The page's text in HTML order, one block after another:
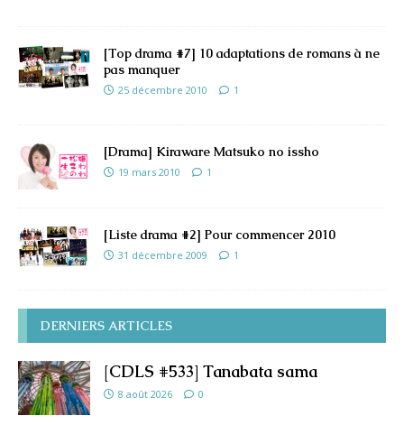
[Top drama #7] 10 adaptations de romans à ne
pas manquer
25 décembre 2010 1
[Drama] Kiraware Matsuko no issho
19 mars 2010 1
[Liste drama #2] Pour commencer 2010
31 décembre 2009 1
DERNIERS ARTICLES
[CDLS #533] Tanabata sama
8 août 2026 0